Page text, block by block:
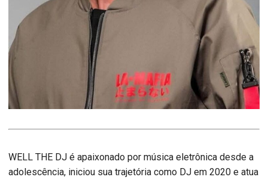
WELL THE DJ é apaixonado por música eletrônica desde a
adolescência, iniciou sua trajetória como DJ em 2020 e atua